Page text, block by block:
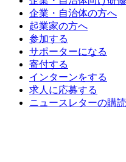
企業・自治体の方へ
起業家の方へ
参加する
サポーターになる
寄付する
インターンをする
求人に応募する
ニュースレターの購読